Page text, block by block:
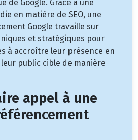
de Google. Grâce à une
en matière de SEO, une
Google travaille sur
et stratégiques pour
à accroître leur présence en
public cible de manière
appel à une